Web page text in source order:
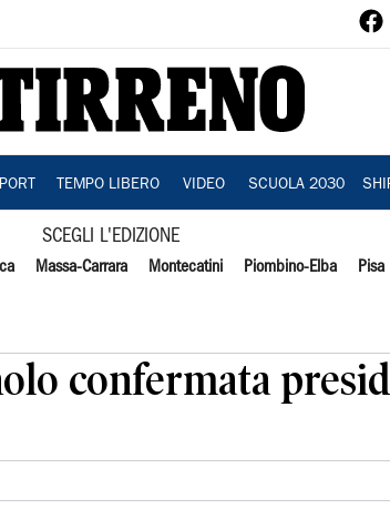
TEMPO LIBERO VIDEO SCUOLA 2030
SCEGLI L'EDIZIONE
Massa-Carrara Montecatini Piombino-Elba Pisa
confermata